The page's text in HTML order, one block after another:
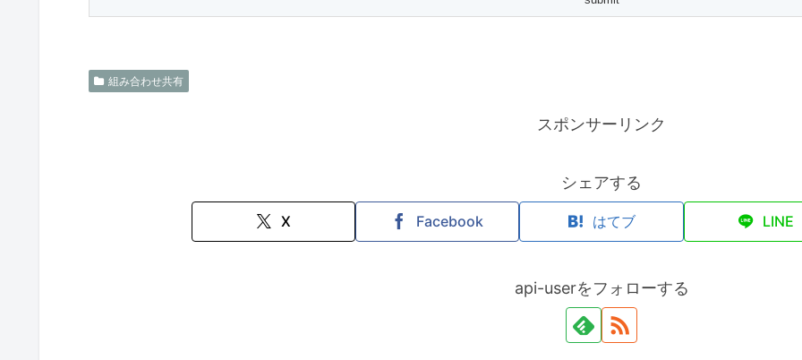
組み合わせ共有
スポンサーリンク
シェアする
X Facebook はてブ LINE
api-userをフォローする